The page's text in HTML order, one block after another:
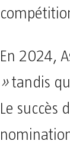
En 2024,
»tandis
Le succès